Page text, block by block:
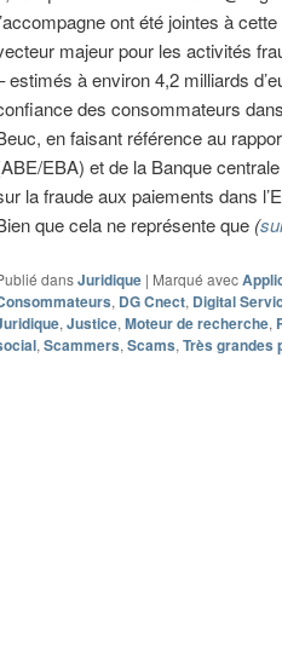
ont été jointes à
majeur pour les activités
estimés à environ 4,2 milliards
des consommateurs
en faisant référence au
EBA) et de la Banque
la fraude aux paiements dans
que cela ne représente que (
dansJuridique | Marqué avec
, DG Cnect, Digital
, Justice, Moteur de recherche,
, Scammers, Scams, Très grandes